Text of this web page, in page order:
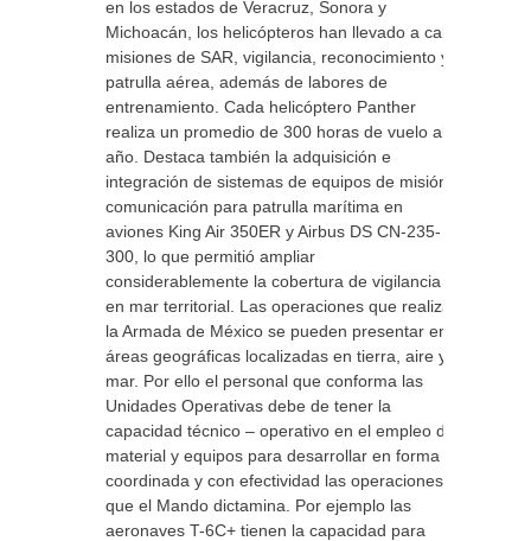
en los estados de Veracruz, Sonora y
Michoacán, los helicópteros han llevado a cabo
misiones de SAR, vigilancia, reconocimiento y
patrulla aérea, además de labores de
entrenamiento. Cada helicóptero Panther
realiza un promedio de 300 horas de vuelo al
año. Destaca también la adquisición e
integración de sistemas de equipos de misión y
comunicación para patrulla marítima en
aviones King Air 350ER y Airbus DS CN-235-
300, lo que permitió ampliar
considerablemente la cobertura de vigilancia
en mar territorial. Las operaciones que realiza
la Armada de México se pueden presentar en
áreas geográficas localizadas en tierra, aire y
mar. Por ello el personal que conforma las
Unidades Operativas debe de tener la
capacidad técnico – operativo en el empleo del
material y equipos para desarrollar en forma
coordinada y con efectividad las operaciones
que el Mando dictamina. Por ejemplo las
aeronaves T-6C+ tienen la capacidad para